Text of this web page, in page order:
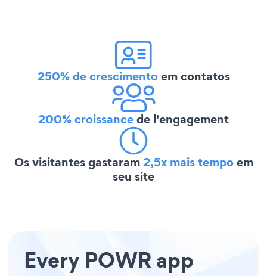
250% de crescimentoem contatos
200% croissancede l'engagement
Os visitantes gastaram2,5x mais tempoem
seu site
Every POWR app